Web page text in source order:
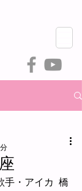
・アイカ  橋